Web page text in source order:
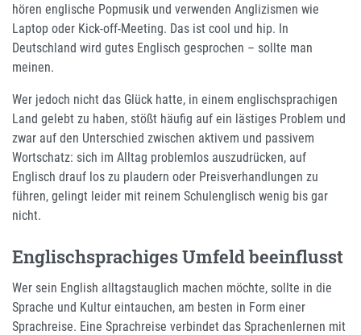
hören englische Popmusik und verwenden Anglizismen wie
Laptop oder Kick-off-Meeting. Das ist cool und hip. In
Deutschland wird gutes Englisch gesprochen – sollte man
meinen.
Wer jedoch nicht das Glück hatte, in einem englischsprachigen
Land gelebt zu haben, stößt häufig auf ein lästiges Problem und
zwar auf den Unterschied zwischen aktivem und passivem
Wortschatz: sich im Alltag problemlos auszudrücken, auf
Englisch drauf los zu plaudern oder Preisverhandlungen zu
führen, gelingt leider mit reinem Schulenglisch wenig bis gar
nicht.
Englischsprachiges Umfeld beeinflusst
Wer sein English alltagstauglich machen möchte, sollte in die
Sprache und Kultur eintauchen, am besten in Form einer
Sprachreise. Eine Sprachreise verbindet das Sprachenlernen mit